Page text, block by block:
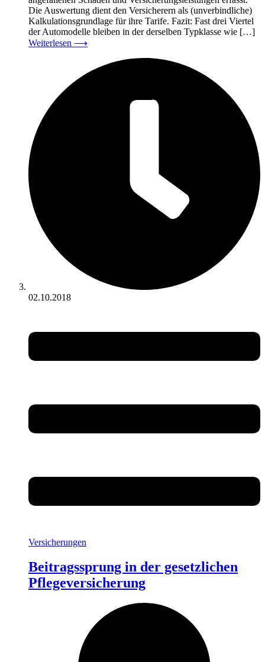
Die Auswertung dient den Versicherern als (unverbindliche)
Kalkulationsgrundlage für ihre Tarife. Fazit: Fast drei Viertel
der Automodelle bleiben in der derselben Typklasse wie […]
Weiterlesen ⟶
02.10.2018
Versicherungen
Beitragssprung in der gesetzlichen
Pflegeversicherung